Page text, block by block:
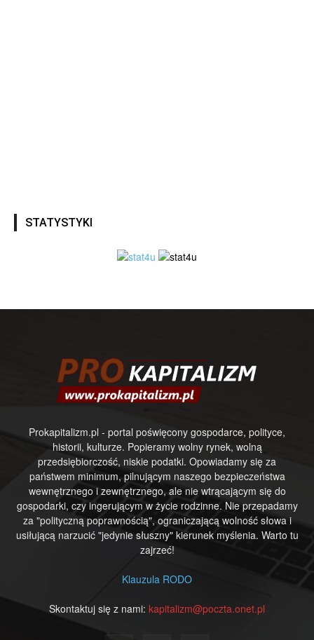
STATYSTYKI
Prokapitalizm.pl - portal poświęcony gospodarce, polityce,
historii, kulturze. Popieramy wolny rynek, wolną
przedsiębiorczość, niskie podatki. Opowiadamy się za
państwem minimum, pilnującym naszego bezpieczeństwa
wewnętrznego i zewnętrznego, ale nie wtrącającym się do
gospodarki, czy ingerującym w życie rodzinne. Nie przepadamy
za "polityczną poprawnością", ograniczającą wolność słowa i
usiłującą narzucić "jedynie słuszny" kierunek myślenia. Warto tu
zajrzeć!
Klauzula RODO
Skontaktuj się z nami: kapitalizm@poczta.onet.pl